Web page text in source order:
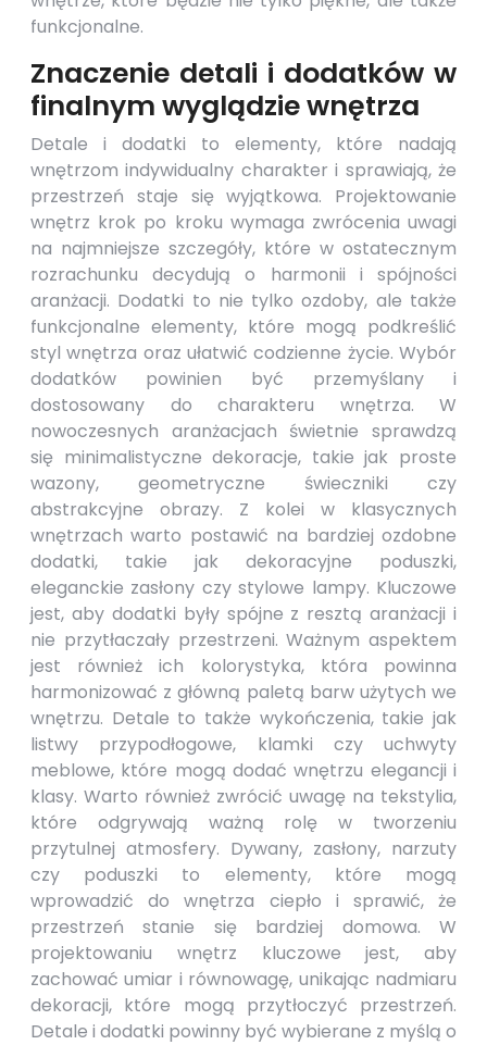
funkcjonalne.
Znaczenie detali i dodatków w
finalnym wyglądzie wnętrza
Detale i dodatki to elementy, które nadają
wnętrzom indywidualny charakter i sprawiają, że
przestrzeń staje się wyjątkowa. Projektowanie
wnętrz krok po kroku wymaga zwrócenia uwagi
na najmniejsze szczegóły, które w ostatecznym
rozrachunku decydują o harmonii i spójności
aranżacji. Dodatki to nie tylko ozdoby, ale także
funkcjonalne elementy, które mogą podkreślić
styl wnętrza oraz ułatwić codzienne życie. Wybór
dodatków powinien być przemyślany i
dostosowany do charakteru wnętrza. W
nowoczesnych aranżacjach świetnie sprawdzą
się minimalistyczne dekoracje, takie jak proste
wazony, geometryczne świeczniki czy
abstrakcyjne obrazy. Z kolei w klasycznych
wnętrzach warto postawić na bardziej ozdobne
dodatki, takie jak dekoracyjne poduszki,
eleganckie zasłony czy stylowe lampy. Kluczowe
jest, aby dodatki były spójne z resztą aranżacji i
nie przytłaczały przestrzeni. Ważnym aspektem
jest również ich kolorystyka, która powinna
harmonizować z główną paletą barw użytych we
wnętrzu. Detale to także wykończenia, takie jak
listwy przypodłogowe, klamki czy uchwyty
meblowe, które mogą dodać wnętrzu elegancji i
klasy. Warto również zwrócić uwagę na tekstylia,
które odgrywają ważną rolę w tworzeniu
przytulnej atmosfery. Dywany, zasłony, narzuty
czy poduszki to elementy, które mogą
wprowadzić do wnętrza ciepło i sprawić, że
przestrzeń stanie się bardziej domowa. W
projektowaniu wnętrz kluczowe jest, aby
zachować umiar i równowagę, unikając nadmiaru
dekoracji, które mogą przytłoczyć przestrzeń.
Detale i dodatki powinny być wybierane z myślą o